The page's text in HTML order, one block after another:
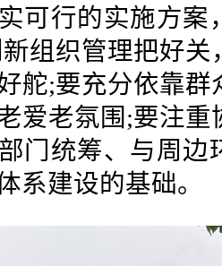
可行的实施方案
组织管理把好关
舵;要充分依靠群
爱老氛围;要注重
门统筹、与周边
系建设的基础。